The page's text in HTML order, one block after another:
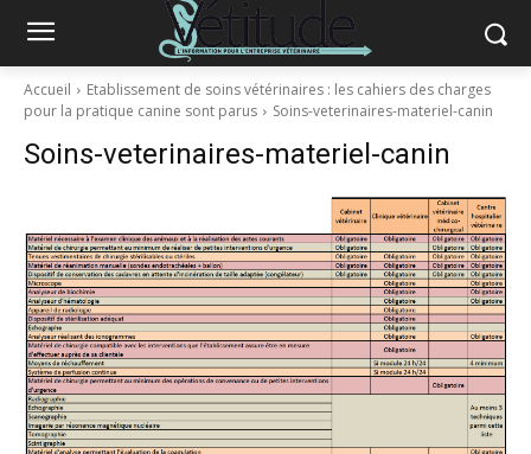
Accueil
Etablissement de soins vétérinaires : les cahiers des charges
pour la pratique canine sont parus
Soins-veterinaires-materiel-canin
Soins-veterinaires-materiel-canin